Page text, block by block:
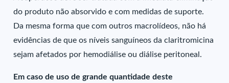
do produto não absorvido e com medidas de suporte.
Da mesma forma que com outros macrolídeos, não há
evidências de que os níveis sanguíneos da claritromicina
sejam afetados por hemodiálise ou diálise peritoneal.
Em caso de uso de grande quantidade deste